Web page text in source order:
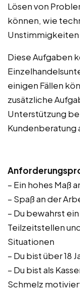
Lösen von
können, wie
Unstimmigkeiten
Diese Aufgaben
einigen Fällen
zusätzliche
Unterstützung
Kundenberatung
– Ein hohes Maß
– Spaß an der
– Du bewahrst
Teilzeitstellen
Situationen
– Du bist über 18
– Du bist als
Schmelz